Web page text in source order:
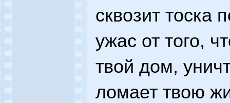
сквозит тоска
ужас от того,
твой дом,
ломает твою